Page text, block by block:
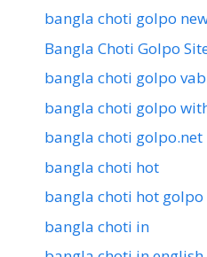
bangla choti golpo
Bangla Choti Golpo
bangla choti golpo
bangla choti golpo
bangla choti golpo.net
bangla choti hot
bangla choti hot golpo
bangla choti in